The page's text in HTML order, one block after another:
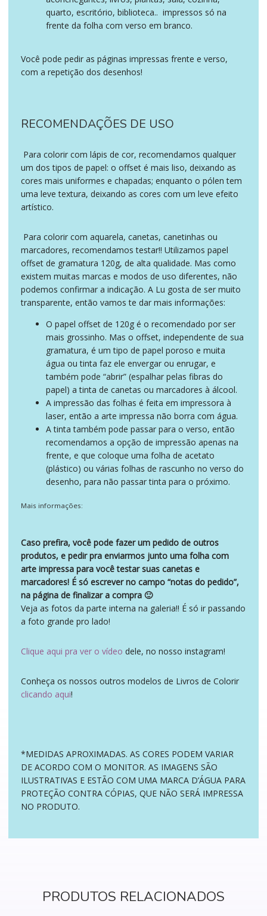
quarto, escritório, biblioteca.. impressos só na
frente da folha com verso em branco.
Você pode pedir as páginas impressas frente e verso,
com a repetição dos desenhos!
RECOMENDAÇÕES DE USO
Para colorir com lápis de cor, recomendamos qualquer
um dos tipos de papel: o offset é mais liso, deixando as
cores mais uniformes e chapadas; enquanto o pólen tem
uma leve textura, deixando as cores com um leve efeito
artístico.
Para colorir com aquarela, canetas, canetinhas ou
marcadores, recomendamos testar!! Utilizamos papel
offset de gramatura 120g, de alta qualidade. Mas como
existem muitas marcas e modos de uso diferentes, não
podemos confirmar a indicação. A Lu gosta de ser muito
transparente, então vamos te dar mais informações:
O papel offset de 120g é o recomendado por ser
mais grossinho. Mas o offset, independente de sua
gramatura, é um tipo de papel poroso e muita
água ou tinta faz ele envergar ou enrugar, e
também pode “abrir” (espalhar pelas fibras do
papel) a tinta de canetas ou marcadores à álcool.
A impressão das folhas é feita em impressora à
laser, então a arte impressa não borra com água.
A tinta também pode passar para o verso, então
recomendamos a opção de impressão apenas na
frente, e que coloque uma folha de acetato
(plástico) ou várias folhas de rascunho no verso do
desenho, para não passar tinta para o próximo.
Mais informações:
Caso prefira, você pode fazer um pedido de outros
produtos, e pedir pra enviarmos junto uma folha com
arte impressa para você testar suas canetas e
marcadores! É só escrever no campo “notas do pedido”,
na página de finalizar a compra 🙂
Veja as fotos da parte interna na galeria!! É só ir passando
a foto grande pro lado!
Clique aqui pra ver o vídeo dele, no nosso instagram!
Conheça os nossos outros modelos de Livros de Colorir
clicando aqui!
*MEDIDAS APROXIMADAS. AS CORES PODEM VARIAR
DE ACORDO COM O MONITOR. AS IMAGENS SÃO
ILUSTRATIVAS E ESTÃO COM UMA MARCA D’ÁGUA PARA
PROTEÇÃO CONTRA CÓPIAS, QUE NÃO SERÁ IMPRESSA
NO PRODUTO.
PRODUTOS RELACIONADOS